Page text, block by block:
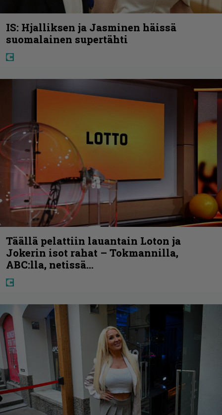
IS: Hjalliksen ja Jasminen häissä
suomalainen supertähti
Täällä pelattiin lauantain Loton ja
Jokerin isot rahat – Tokmannilla,
ABC:lla, netissä…